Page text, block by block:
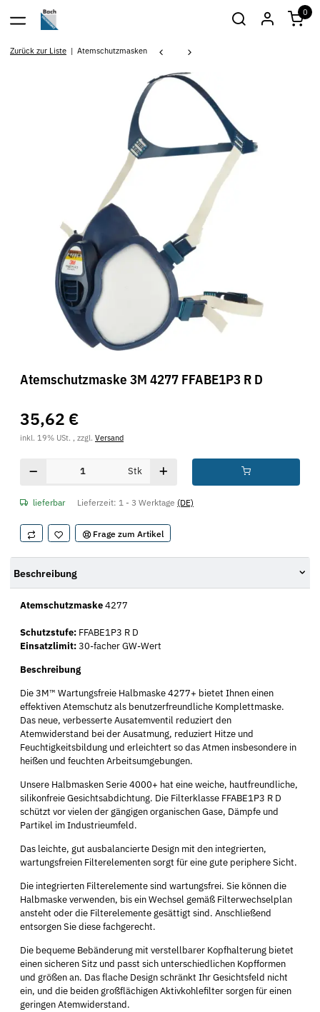
0
Zurück zur Liste Atemschutzmasken
Atemschutzmaske 3M 4277 FFABE1P3 R D
35,62 €
inkl. 19% USt. , zzgl. Versand
Stk
lieferbar Lieferzeit: 1 - 3 Werktage (DE)
Frage zum Artikel
Beschreibung
Atemschutzmaske4277
Schutzstufe: FFABE1P3 R D
Einsatzlimit:30-facher GW-Wert
Beschreibung
Die 3M™ Wartungsfreie Halbmaske 4277+ bietet Ihnen einen
effektiven Atemschutz als benutzerfreundliche Komplettmaske.
Das neue, verbesserte Ausatemventil reduziert den
Atemwiderstand bei der Ausatmung, reduziert Hitze und
Feuchtigkeitsbildung und erleichtert so das Atmen insbesondere in
heißen und feuchten Arbeitsumgebungen.
Unsere Halbmasken Serie 4000+ hat eine weiche, hautfreundliche,
silikonfreie Gesichtsabdichtung. Die Filterklasse FFABE1P3 R D
schützt vor vielen der gängigen organischen Gase, Dämpfe und
Partikel im Industrieumfeld.
Das leichte, gut ausbalancierte Design mit den integrierten,
wartungsfreien Filterelementen sorgt für eine gute periphere Sicht.
Die integrierten Filterelemente sind wartungsfrei. Sie können die
Halbmaske verwenden, bis ein Wechsel gemäß Filterwechselplan
ansteht oder die Filterelemente gesättigt sind. Anschließend
entsorgen Sie diese fachgerecht.
Die bequeme Bebänderung mit verstellbarer Kopfhalterung bietet
einen sicheren Sitz und passt sich unterschiedlichen Kopfformen
und größen an. Das flache Design schränkt Ihr Gesichtsfeld nicht
ein, und die beiden großflächigen Aktivkohlefilter sorgen für einen
geringen Atemwiderstand.